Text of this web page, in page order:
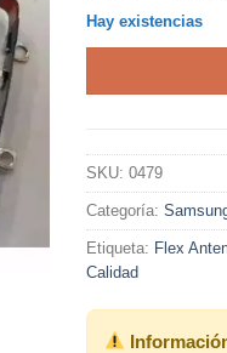
Hay existencias
SKU: 0479
Categoría:
Etiqueta: Flex
Calidad